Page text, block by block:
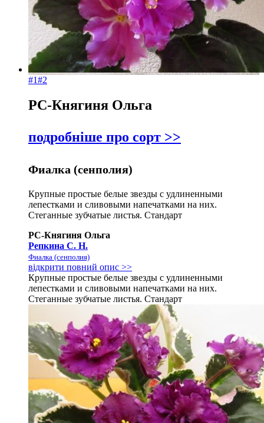
#1#2
РС-Княгиня Ольга
подробніше про сорт >>
Фиалка (сенполия)
Крупные простые белые звезды с удлиненными
лепестками и сливовыми напечатками на них.
Стеганные зубчатые листья. Стандарт
РС-Княгиня Ольга
Репкина С. Н.
Фиалка (сенполия)
відкрити повний опис >>
Крупные простые белые звезды с удлиненными
лепестками и сливовыми напечатками на них.
Стеганные зубчатые листья. Стандарт